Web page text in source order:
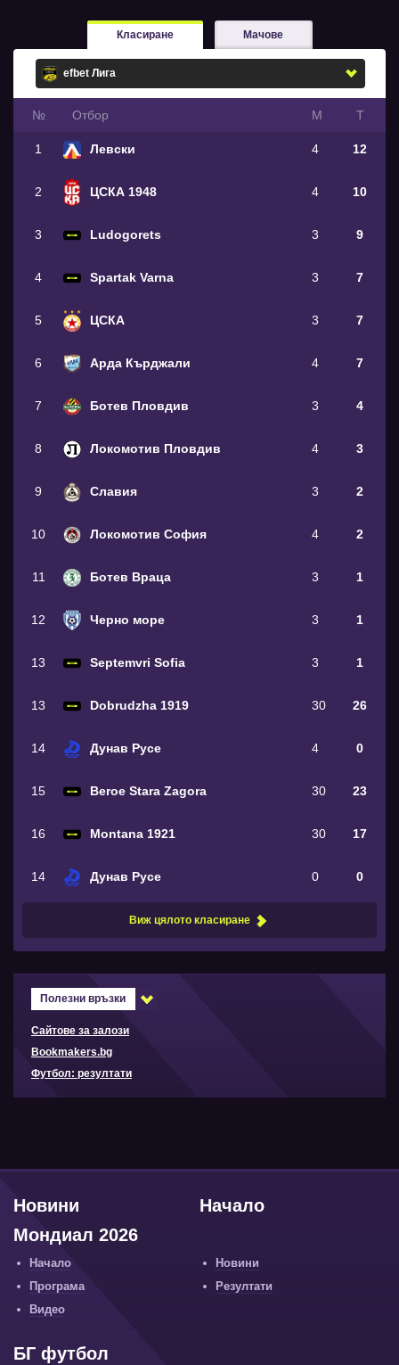
Класиране Мачове
№ Oтбор М Т
1 Левски 4 12
2 ЦСКА 1948 4 10
3 Ludogorets 3 9
4 Spartak Varna 3 7
5 ЦСКА 3 7
6 Арда Кърджали 4 7
7 Ботев Пловдив 3 4
8 Локомотив Пловдив 4 3
9 Славия 3 2
10 Локомотив София 4 2
11 Ботев Враца 3 1
12 Черно море 3 1
13 Septemvri Sofia 3 1
13 Dobrudzha 1919 30 26
14 Дунав Русе 4 0
15 Beroe Stara Zagora 30 23
16 Montana 1921 30 17
14 Дунав Русе 0 0
Виж цялото класиране
Полезни връзки
Сайтове за залози
Bookmakers.bg
Футбол: резултати
Начало
Новини
Мондиал 2026
Начало
Новини
Програма
Резултати
Видео
БГ футбол